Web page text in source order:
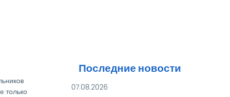
только
Последние новости
07.08.2026